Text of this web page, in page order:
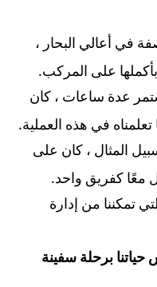
في أعالي البحار ،
بأكملها على المركب.
عدة ساعات ، كان
تعلمناه في هذه العملية.
المثال ، كان على
معًا كفريق واحد.
تمكننا من إدارة
برحلة سفينة